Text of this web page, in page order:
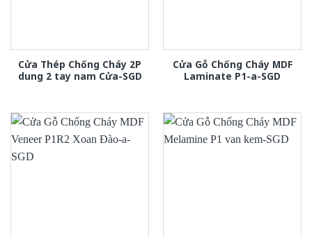
Cửa Thép Chống Cháy 2P
dung 2 tay nam Cửa-SGD
Cửa Gỗ Chống Cháy MDF
Laminate P1-a-SGD